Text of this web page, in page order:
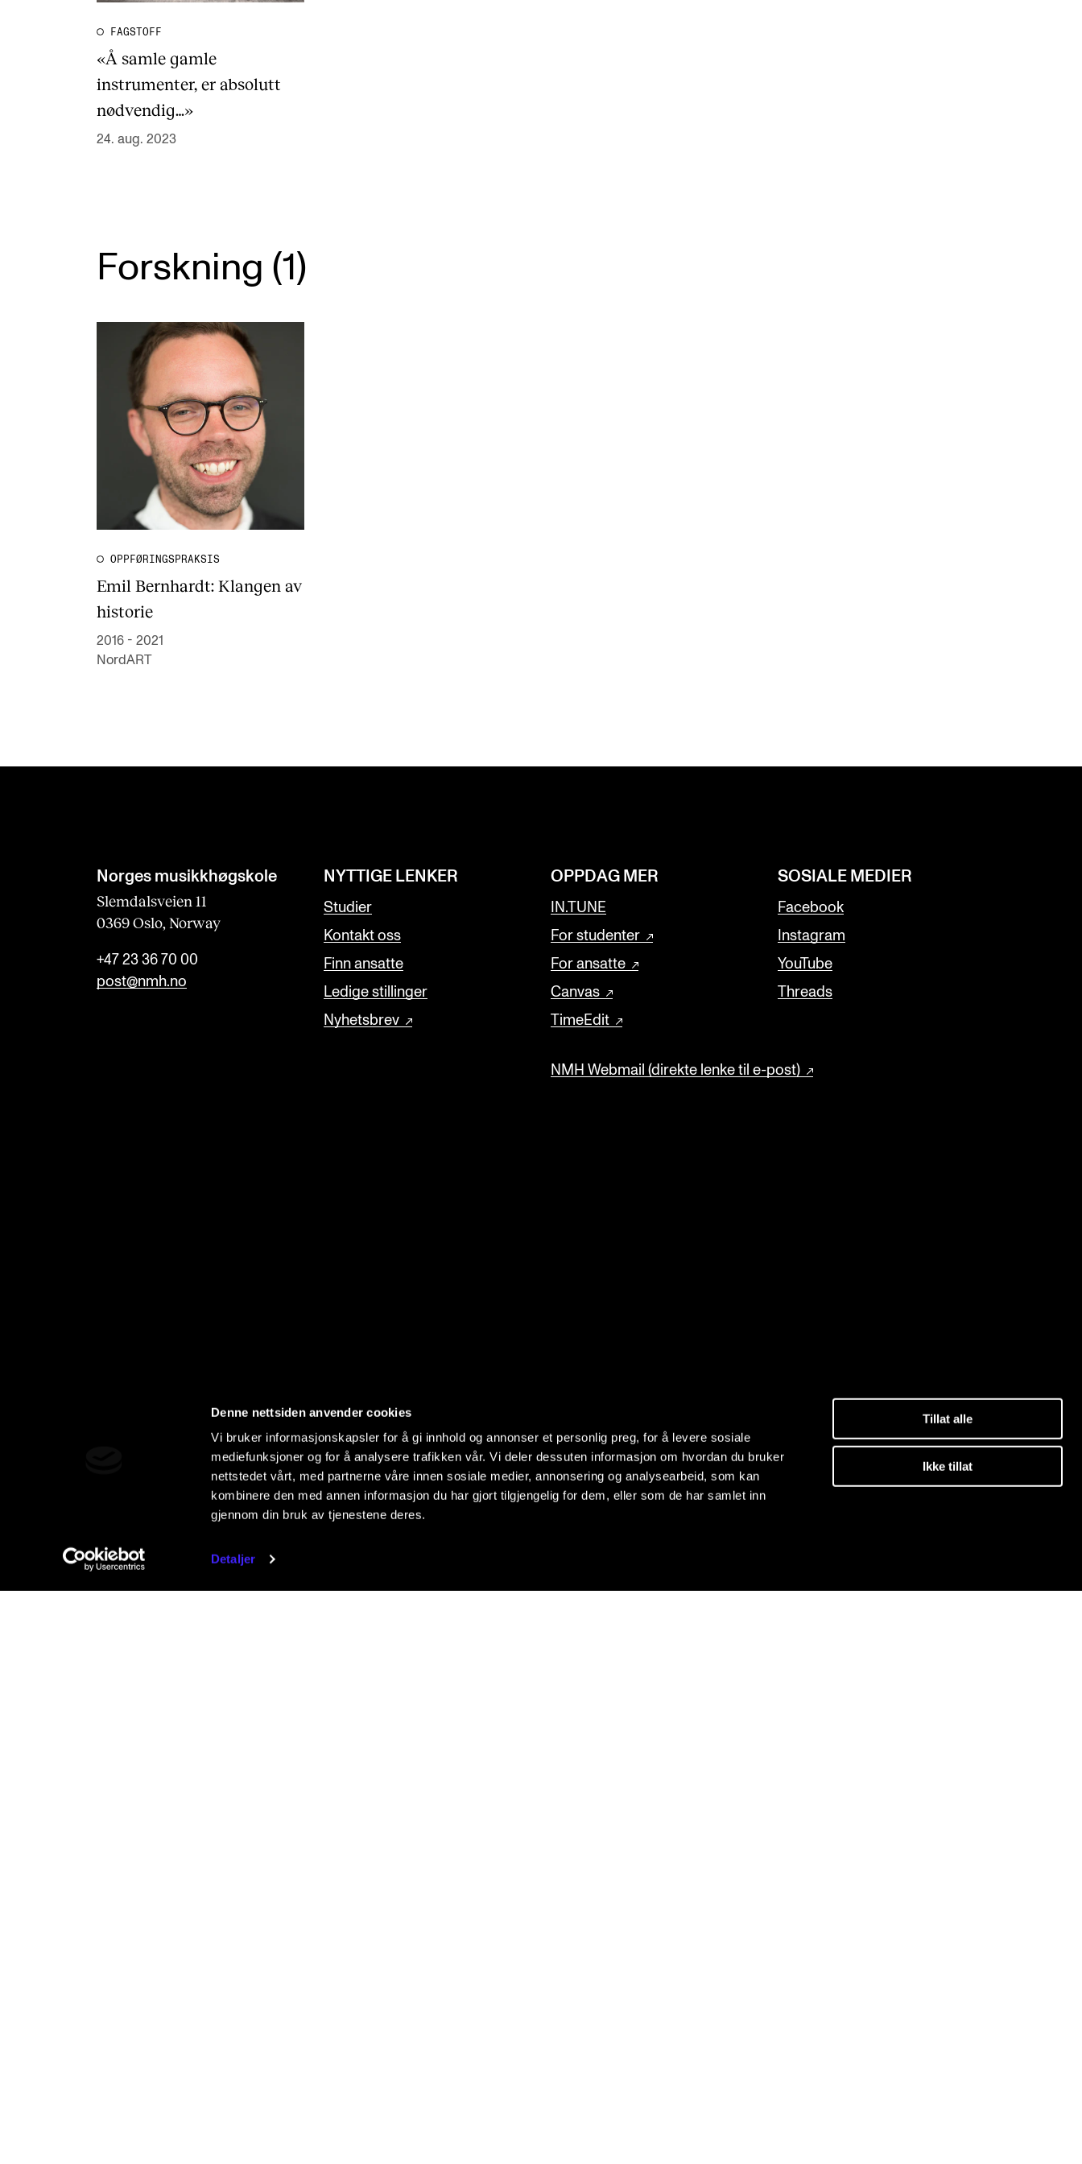
Denne nettsiden anvender cookies
Vi bruker informasjonskapsler for å gi innhold og annonser et personlig preg, for å levere sosiale
mediefunksjoner og for å analysere trafikken vår. Vi deler dessuten informasjon om hvordan du bruker
nettstedet vårt, med partnerne våre innen sosiale medier, annonsering og analysearbeid, som kan
kombinere den med annen informasjon du har gjort tilgjengelig for dem, eller som de har samlet inn
gjennom din bruk av tjenestene deres.
Detaljer
Tillat alle
Ikke tillat
FAGSTOFF
«Å samle gamle
instrumenter, er absolutt
nødvendig…»
24. aug. 2023
Forskning (1)
OPPFØRINGSPRAKSIS
Emil Bernhardt: Klangen av
historie
2016 - 2021
NordART
Norges musikk­høgskole
Slemdalsveien 11
0369 Oslo, Norway
+47 23 36 70 00
post@nmh.no
NYTTIGE LENKER
Studier
Kontakt oss
Finn ansatte
Ledige stillinger
Nyhetsbrev
OPPDAG MER
IN.TUNE
For studenter
For ansatte
Canvas
TimeEdit
NMH Webmail (direkte lenke til e-post)
SOSIALE MEDIER
Facebook
Instagram
YouTube
Threads